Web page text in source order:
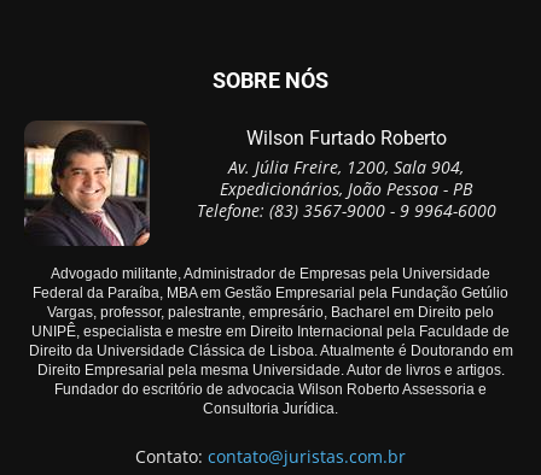
SOBRE NÓS
Wilson Furtado Roberto
Av. Júlia Freire, 1200, Sala 904,
Expedicionários, João Pessoa - PB
Telefone: (83) 3567-9000 - 9 9964-6000
Advogado militante, Administrador de Empresas pela Universidade
Federal da Paraíba, MBA em Gestão Empresarial pela Fundação Getúlio
Vargas, professor, palestrante, empresário, Bacharel em Direito pelo
UNIPÊ, especialista e mestre em Direito Internacional pela Faculdade de
Direito da Universidade Clássica de Lisboa. Atualmente é Doutorando em
Direito Empresarial pela mesma Universidade. Autor de livros e artigos.
Fundador do escritório de advocacia Wilson Roberto Assessoria e
Consultoria Jurídica.
Contato: contato@juristas.com.br